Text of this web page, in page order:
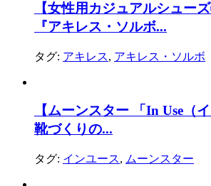
【女性用カジュアルシュー
『アキレス・ソルボ...
タグ: アキレス, アキレス・ソルボ
【ムーンスター 「In Use（
靴づくりの...
タグ: インユース, ムーンスター